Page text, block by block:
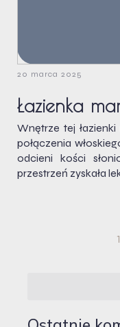
20 marca 2025
Łazienka
Wnętrze tej
połączenia
odcieni kości
przestrzeń zyskała
1